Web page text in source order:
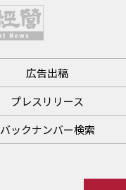
広告出稿
プレスリリース
バックナンバー検索